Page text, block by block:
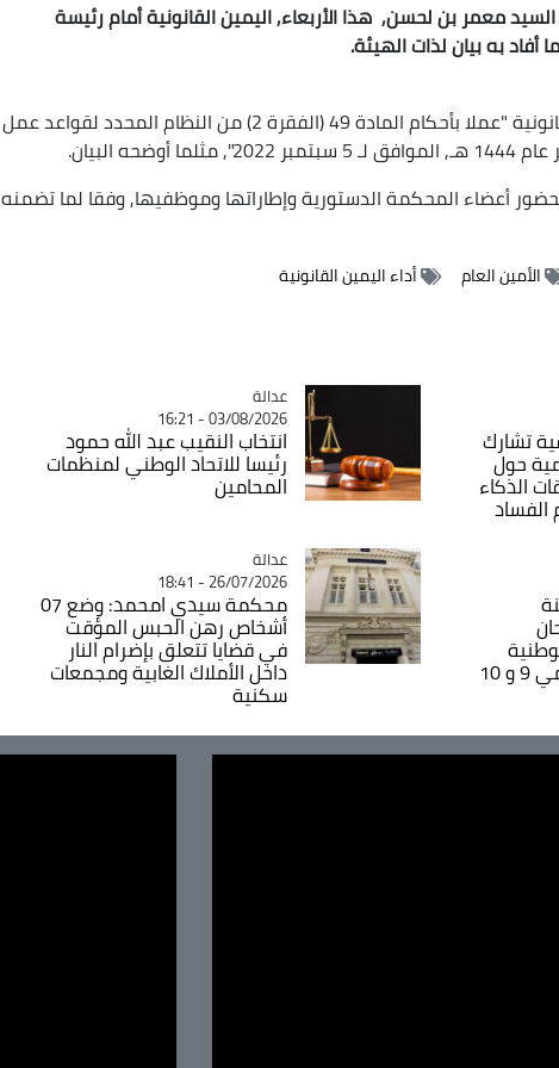
معمر بن لحسن, هذا الأربعاء, اليمين القانونية أمام رئيسة
به بيان لذات الهيئة.
وتأتي تأدية السيد بن لحسن لليمين القانونية "عملا بأحكام المادة 49 (الفقرة 2) من النظام المحدد لقواعد عمل
أعضاء المحكمة الدستورية وإطاراتها وموظفيها, وفقا لما تضمنه
الأمين العام أداء اليمين القانونية
تشارك
حول
الذكاء
Catégorie
عدالة
03/08/2026 - 16:21
انتخاب النقيب عبد الله حمود
رئيسا للاتحاد الوطني لمنظمات
المحامين
للالتحاق بالتكوين يومي 9 و 10
Catégorie
عدالة
26/07/2026 - 18:41
محكمة سيدي امحمد: وضع 07
أشخاص رهن الحبس المؤقت
في قضايا تتعلق بإضرام النار
داخل الأملاك الغابية ومجمعات
سكنية